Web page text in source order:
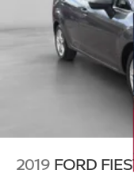
2019 FORD